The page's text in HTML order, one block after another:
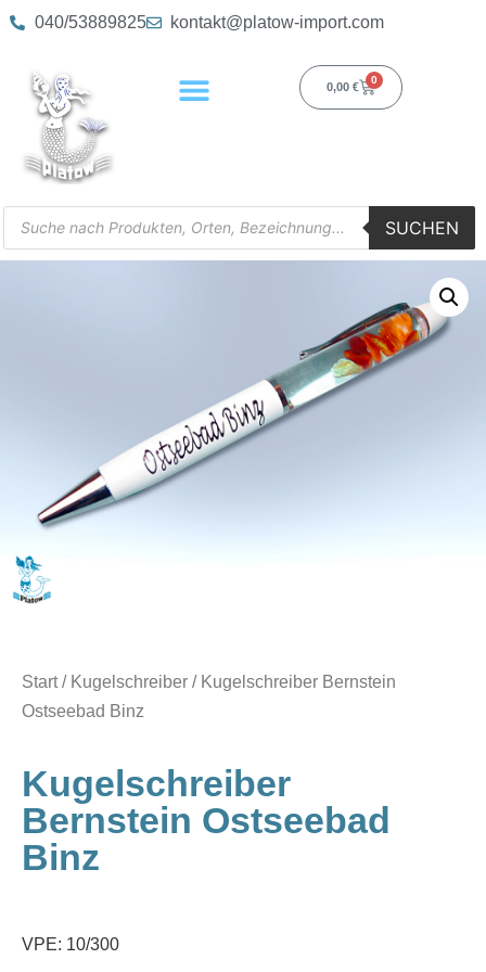
040/53889825 kontakt@platow-import.com
0,00 €
0
SUCHEN
Start/ Kugelschreiber / Kugelschreiber Bernstein
Ostseebad Binz
Kugelschreiber
Bernstein Ostseebad
Binz
VPE: 10/300